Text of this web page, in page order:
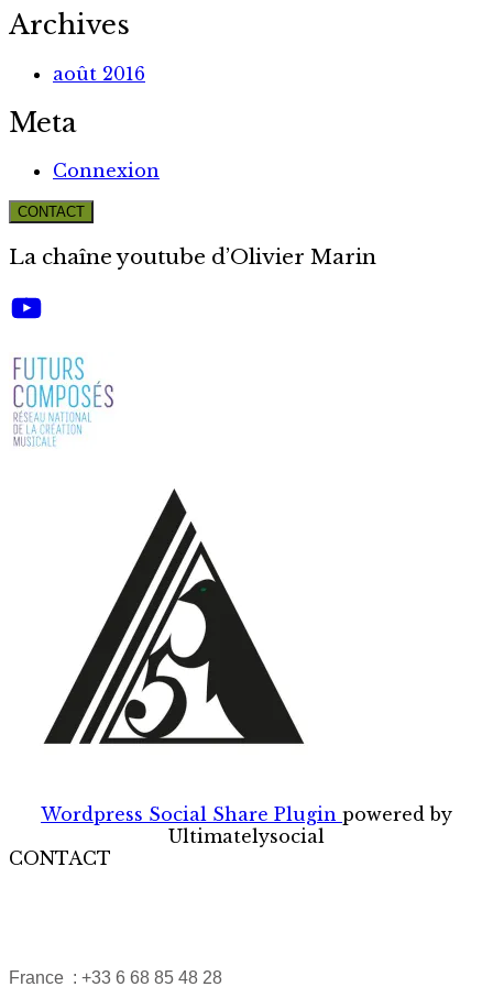
Archives
août 2016
Meta
Connexion
CONTACT
La chaîne youtube d’Olivier Marin
YouTube
Wordpress Social Share Plugin powered by
Ultimatelysocial
CONTACT
France : +33 6 68 85 48 28